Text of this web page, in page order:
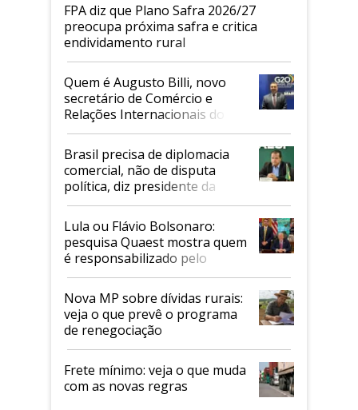
FPA diz que Plano Safra 2026/27
preocupa próxima safra e critica
endividamento rural
Quem é Augusto Billi, novo
secretário de Comércio e
Relações Internacionais do
Mapa
Brasil precisa de diplomacia
comercial, não de disputa
política, diz presidente da
Faesp
Lula ou Flávio Bolsonaro:
pesquisa Quaest mostra quem
é responsabilizado pelo
tarifaço dos EUA
Nova MP sobre dívidas rurais:
veja o que prevê o programa
de renegociação
Frete mínimo: veja o que muda
com as novas regras